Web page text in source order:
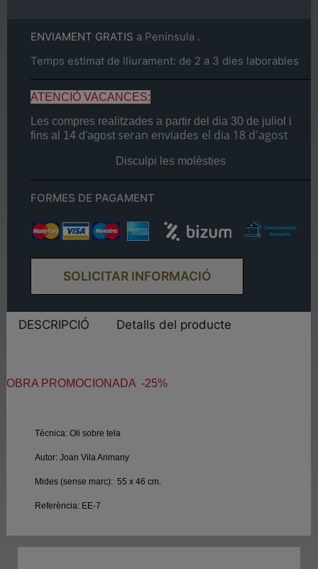
ENVIAMENT GRATIS a Península .
Temps estimat de lliurament: de 2 a 3 dies laborables
ATENCIÓ VACANCES:
Les compres realitzades a partir del dia 30 de juliol i
fins al 14 d'agost seran enviades el dia 18 d'agost
Disculpi les molèsties
FORMES DE PAGAMENT
SOLICITAR INFORMACIÓ
DESCRIPCIÓ Detalls del producte
OBRA PROMOCIONADA -25%
Tècnica: Oli sobre tela
Autor: Joan Vila Arimany
Mides (sense marc): 55 x 46 cm.
Referència: EE-7